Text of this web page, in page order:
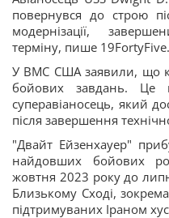
повернувся до строю
модернізації,
терміну, пише 19FortyFive.
У ВМС США заявили, що
бойових завдань. Це
суперавіаносець, який
після завершення
"Двайт Ейзенхауер"
найдовших бойових
жовтня 2023 року до
Близькому Сході,
підтримуваних Іраном